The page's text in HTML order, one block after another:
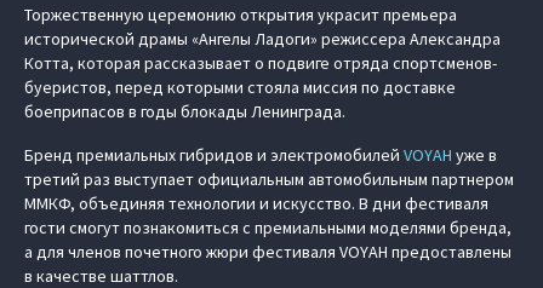
Торжественную церемонию открытия украсит премьера
исторической драмы «Ангелы Ладоги» режиссера Александра
Котта, которая рассказывает о подвиге отряда спортсменов-
буеристов, перед которыми стояла миссия по доставке
боеприпасов в годы блокады Ленинграда.
Бренд премиальных гибридов и электромобилей VOYAH уже в
третий раз выступает официальным автомобильным партнером
ММКФ, объединяя технологии и искусство. В дни фестиваля
гости смогут познакомиться с премиальными моделями бренда,
а для членов почетного жюри фестиваля VOYAH предоставлены
в качестве шаттлов.